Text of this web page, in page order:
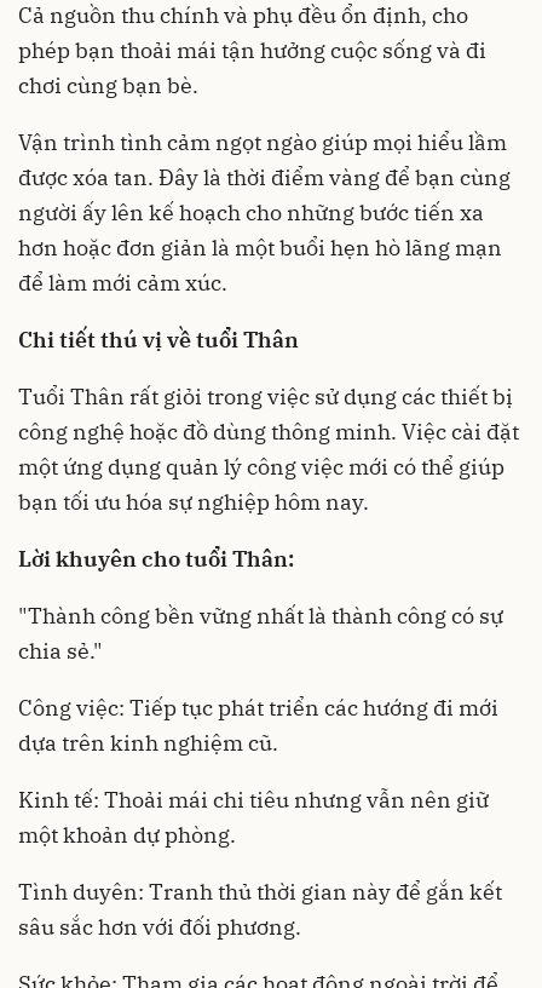
Cả nguồn thu chính và phụ đều ổn định, cho
phép bạn thoải mái tận hưởng cuộc sống và đi
chơi cùng bạn bè.
Vận trình tình cảm ngọt ngào giúp mọi hiểu lầm
được xóa tan. Đây là thời điểm vàng để bạn cùng
người ấy lên kế hoạch cho những bước tiến xa
hơn hoặc đơn giản là một buổi hẹn hò lãng mạn
để làm mới cảm xúc.
Chi tiết thú vị về tuổi Thân
Tuổi Thân rất giỏi trong việc sử dụng các thiết bị
công nghệ hoặc đồ dùng thông minh. Việc cài đặt
một ứng dụng quản lý công việc mới có thể giúp
bạn tối ưu hóa sự nghiệp hôm nay.
Lời khuyên cho tuổi Thân:
"Thành công bền vững nhất là thành công có sự
chia sẻ."
Công việc: Tiếp tục phát triển các hướng đi mới
dựa trên kinh nghiệm cũ.
Kinh tế: Thoải mái chi tiêu nhưng vẫn nên giữ
một khoản dự phòng.
Tình duyên: Tranh thủ thời gian này để gắn kết
sâu sắc hơn với đối phương.